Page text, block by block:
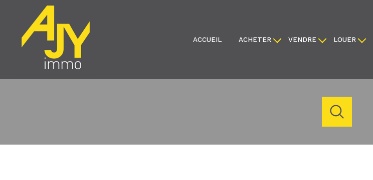
ACCUEIL ACHETER VENDRE LOUER
créer une alerte